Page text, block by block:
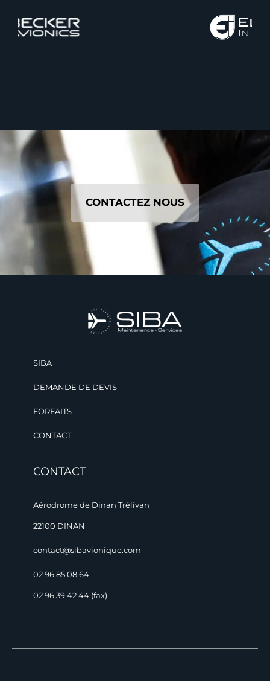
CONTACTEZ NOUS
SIBA
DEMANDE DE DEVIS
FORFAITS
CONTACT
CONTACT
Aérodrome de Dinan Trélivan
22100 DINAN
contact@sibavionique.com
02 96 85 08 64
02 96 39 42 44 (fax)